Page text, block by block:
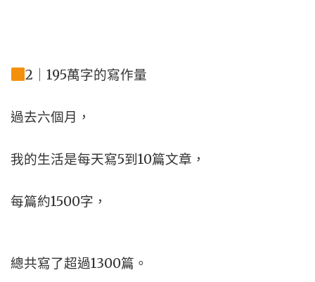
2｜195萬字的寫作量
過去六個月，
我的生活是每天寫5到10篇文章，
每篇約1500字，
總共寫了超過1300篇。